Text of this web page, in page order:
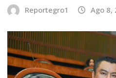
Reportegro1 Ago 8,